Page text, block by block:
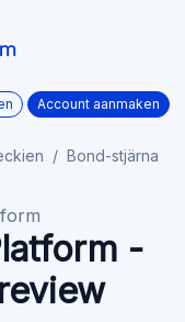
Account aanmaken
Bond-stjärna
-